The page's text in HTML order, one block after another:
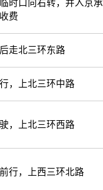
时口向右转，并入京承
费
走北三环东路
，上北三环中路
，上北三环西路
行，上西三环北路